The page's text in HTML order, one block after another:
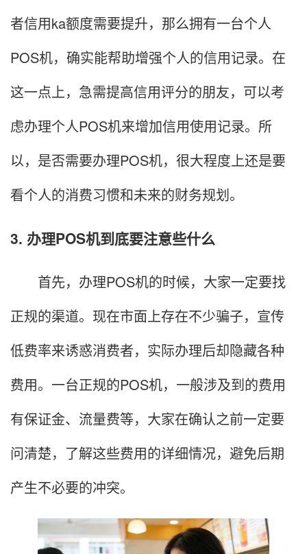
者信用ka额度需要提升，那么拥有一台个人
POS机，确实能帮助增强个人的信用记录。在
这一点上，急需提高信用评分的朋友，可以考
虑办理个人POS机来增加信用使用记录。所
以，是否需要办理POS机，很大程度上还是要
看个人的消费习惯和未来的财务规划。
3. 办理POS机到底要注意些什么
首先，办理POS机的时候，大家一定要找
正规的渠道。现在市面上存在不少骗子，宣传
低费率来诱惑消费者，实际办理后却隐藏各种
费用。一台正规的POS机，一般涉及到的费用
有保证金、流量费等，大家在确认之前一定要
问清楚，了解这些费用的详细情况，避免后期
产生不必要的冲突。